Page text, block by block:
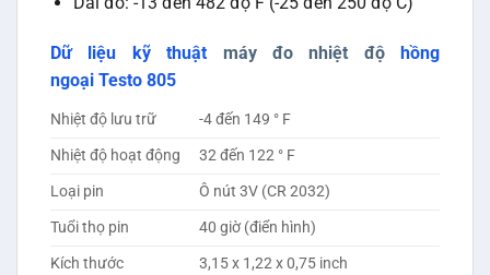
Dữ liệu kỹ thuật máy đo nhiệt độhồng
ngoại Testo 805
Nhiệt độ lưu trữ
-4 đến 149 ° F
Nhiệt độ hoạt động
32 đến 122 ° F
Loại pin
Ô nút 3V (CR 2032)
Tuổi thọ pin
40 giờ (điển hình)
Kích thước
3,15 x 1,22 x 0,75 inch